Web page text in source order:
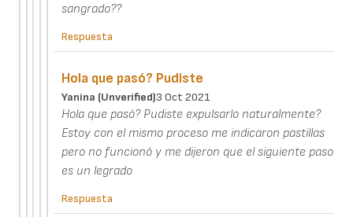
sangrado??
Respuesta
Hola que pasó? Pudiste
Yanina (unverified)3 Oct 2021
Hola que pasó? Pudiste expulsarlo naturalmente?
Estoy con el mismo proceso me indicaron pastillas
pero no funcionó y me dijeron que el siguiente paso
es un legrado
Respuesta